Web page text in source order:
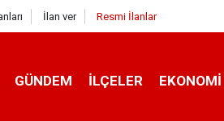
İlan ver Resmi İlanlar
GÜNDEM İLÇELER EKONOMI